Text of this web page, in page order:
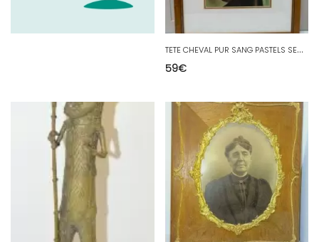
T
ETE CHEVAL PUR SANG PASTELS SECS C. VIDAL BOULEY ENCADRE SOUS VERRE DECO XXe
59€